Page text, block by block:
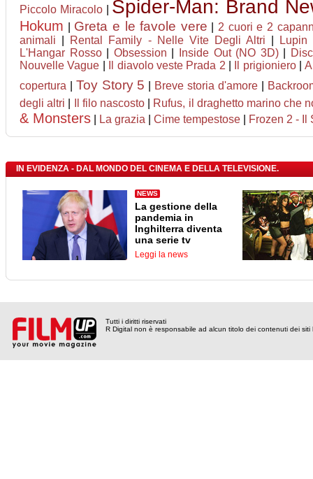
Piccolo Miracolo| Spider-Man: Brand
Hokum Greta e le favole vere
2 cuori e 2
animali
Rental Family - Nelle Vite Degli Altri
L'Hangar Rosso| Obsession Inside Out (NO 3D)|
Nouvelle Vague
Il diavolo veste Prada 2 Il prigioniero|
copertura
Toy Story 5 Breve storia d'amore|
degli altri
Il filo nascosto| Rufus, il draghetto marino che
& Monsters La grazia Cime tempestose Frozen 2 - Il
IN EVIDENZA - DAL MONDO DEL CINEMA E DELLA TELEVISIONE.
NEWS
La gestione della
pandemia in
Inghilterra diventa
una serie tv
Leggi la news
Tutti i diritti riservati
R Digital non è responsabile ad alcun titolo dei contenuti dei siti